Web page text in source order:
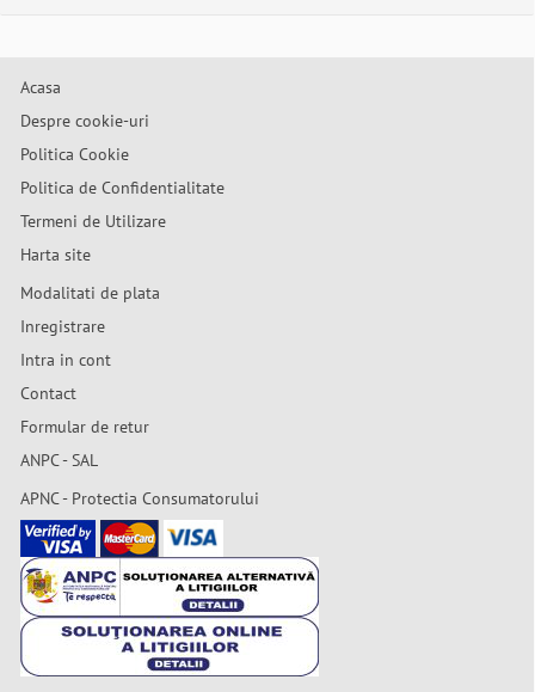
Acasa
Despre cookie-uri
Politica Cookie
Politica de Confidentialitate
Termeni de Utilizare
Harta site
Modalitati de plata
Inregistrare
Intra in cont
Contact
Formular de retur
ANPC - SAL
APNC - Protectia Consumatorului